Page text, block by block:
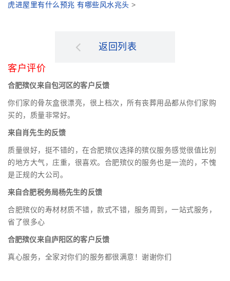
虎进屋里有什么预兆 有哪些风水兆头 >
返回列表
客户评价
合肥殡仪来自包河区的客户反馈
你们家的骨灰盒很漂亮，很上档次，所有丧葬用品都从你们家购
买的，质量非常好。
来自肖先生的反馈
质量很好，挺不错的，在合肥殡仪选择的殡仪服务感觉很值比别
的地方大气，庄重，很喜欢。合肥殡仪的服务也是一流的，不愧
是正规的大公司。
来自合肥税务局杨先生的反馈
合肥殡仪的寿材材质不错，款式不错，服务周到，一站式服务，
省了很多心
合肥殡仪来自庐阳区的客户反馈
真心服务，全家对你们的服务都很满意！谢谢你们